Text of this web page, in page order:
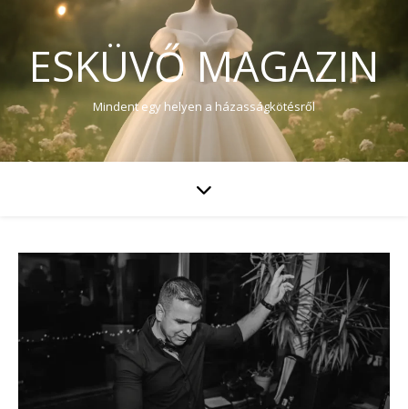
ESKÜVŐ MAGAZIN
Mindent egy helyen a házasságkötésről